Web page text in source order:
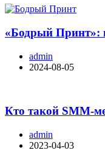
«Бодрый Принт»:
admin
2024-08-05
Кто такой SMM-
admin
2023-04-03